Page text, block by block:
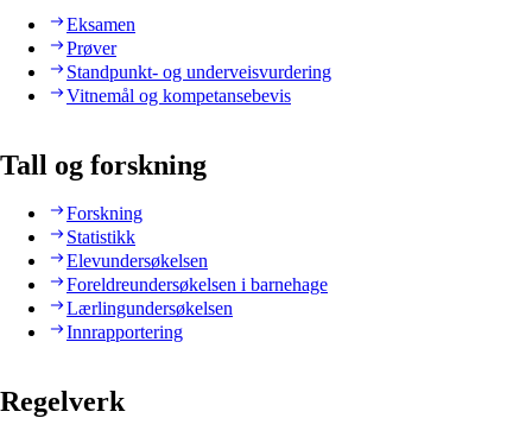
Eksamen
Prøver
Standpunkt- og underveisvurdering
Vitnemål og kompetansebevis
Tall og forskning
Forskning
Statistikk
Elevundersøkelsen
Foreldreundersøkelsen i barnehage
Lærlingundersøkelsen
Innrapportering
Regelverk